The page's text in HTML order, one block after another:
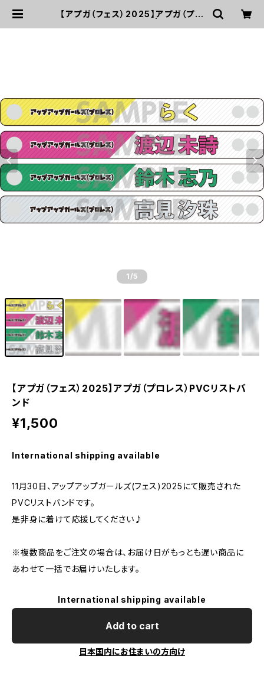
【アプガ（フェス）2025】アプガ（プロ
1 /5
【アプガ（フェス）2025】アプガ（プロレス）PVCリストバ
ンド
¥1,500
International shipping available
11月30日、アップアップガールズ(フェス)2025にて販売された
PVCリストバンドです。
是非身に着けて応援してください♪
※複数商品をご注文の場合は、お届け日がもっとも遅い商品に
あわせて一括でお届けいたします。
International shipping available
Add to cart
日本国内にお住まいの方向け